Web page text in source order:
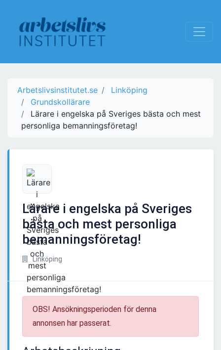
Arbetslivsinstitutet.se
Linköping
Grundskollärare
Lärare i engelska på Sveriges bästa och mest
personliga bemanningsföretag!
Lärare i engelska på Sveriges
bästa och mest personliga
bemanningsföretag!
Linköping
OBS! Ansökningsperioden för denna
annonsen har passerat.